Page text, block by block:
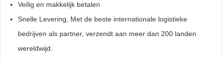
Veilig en makkelijk betalen
Snelle Levering, Met de beste internationale logistieke
bedrijven als partner, verzendt aan meer dan 200 landen
wereldwijd.